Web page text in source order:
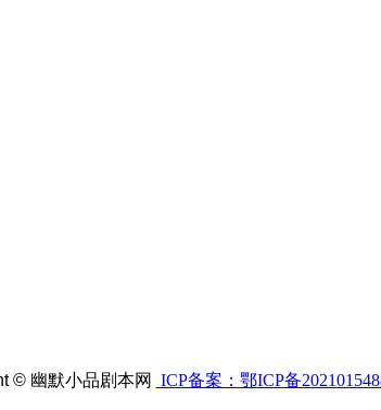
© 幽默小品剧本网 ICP备案：鄂ICP备